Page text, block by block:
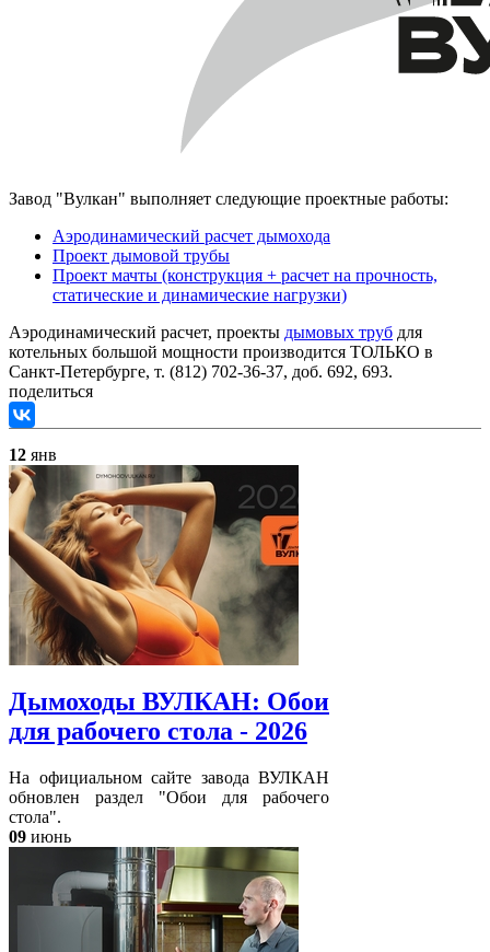
Завод "Вулкан" выполняет следующие проектные работы:
Аэродинамический расчет дымохода
Проект дымовой трубы
Проект мачты (конструкция + расчет на прочность,
статические и динамические нагрузки)
Аэродинамический расчет, проекты дымовых труб для
котельных большой мощности производится ТОЛЬКО в
Санкт-Петербурге, т. (812) 702-36-37, доб. 692, 693.
поделиться
12 янв
Дымоходы ВУЛКАН: Обои
для рабочего стола - 2026
На официальном сайте завода ВУЛКАН
обновлен раздел "Обои для рабочего
стола".
09 июнь